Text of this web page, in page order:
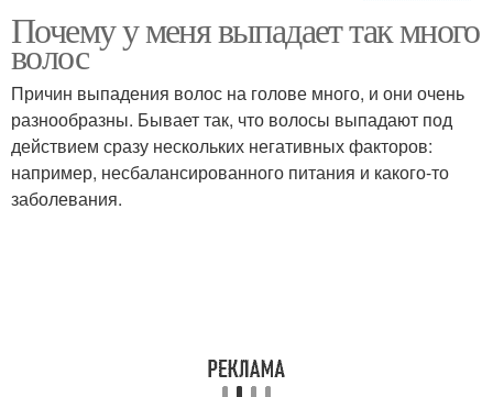
Травы от выпадения Борьба с выпадением
Аптечные средства
Шампуни против
выпадения
Почему у меня выпадает так много
волос
Причин выпадения волос на голове много, и они очень
разнообразны. Бывает так, что волосы выпадают под
действием сразу нескольких негативных факторов:
например, несбалансированного питания и какого-то
заболевания.